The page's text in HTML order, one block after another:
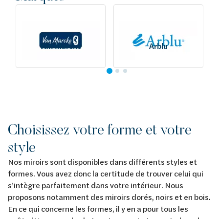
Van Marcke Arblu
Choisissez votre forme et votre
style
Nos miroirs sont disponibles dans différents styles et
formes. Vous avez donc la certitude de trouver celui qui
s’intègre parfaitement dans votre intérieur. Nous
proposons notamment des miroirs dorés, noirs et en bois.
En ce qui concerne les formes, il y en a pour tous les